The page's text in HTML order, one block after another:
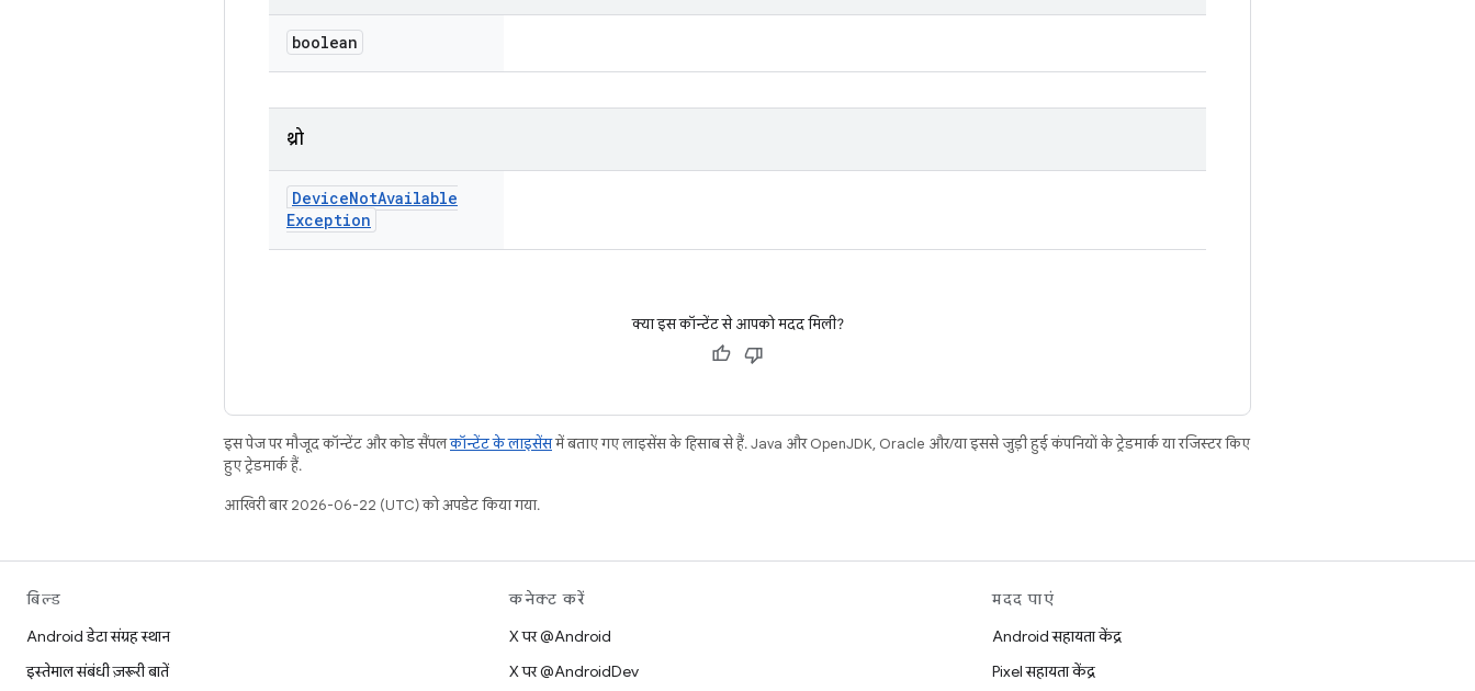
boolean
थ्रो
DeviceNotAvailable
Exception
क्या इस कॉन्टेंट से आपको मदद मिली?
इस पेज पर मौजूद कॉन्टेंट और कोड सैंपलकॉन्टेंट के लाइसेंसमें बताए गए लाइसेंस के हिसाब से हैं. Java और OpenJDK, Oracle और/या इससे जुड़ी हुई कंपनियों के ट्रेडमार्क या रजिस्टर किए
हुए ट्रेडमार्क हैं.
आखिरी बार 2026-06-22 (UTC) को अपडेट किया गया.
बिल्ड
Android डेटा संग्रह स्थान
इस्तेमाल संबंधी ज़रूरी बातें
कनेक्ट करें
X पर @Android
X पर @AndroidDev
मदद पाएं
Android सहायता केंद्र
Pixel सहायता केंद्र